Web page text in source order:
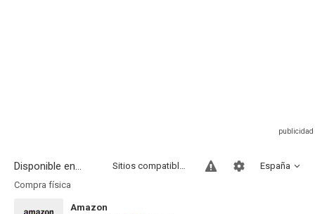
Disponible en... España
Sitios compatibles
Compra física
Amazon